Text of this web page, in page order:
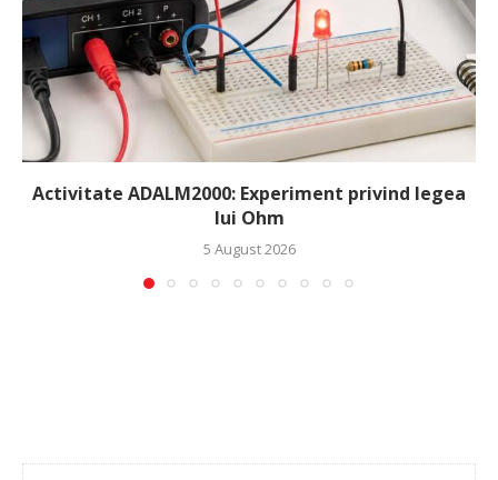
Activitate ADALM2000: Experiment privind legea
lui Ohm
5 August 2026